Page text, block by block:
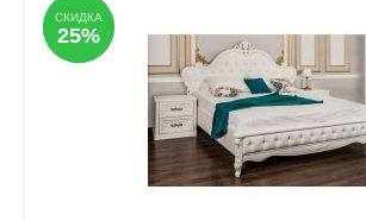
СКИДКА
25%
СКИДКА
25%